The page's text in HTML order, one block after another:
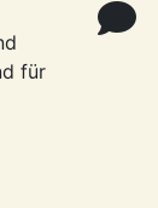
für